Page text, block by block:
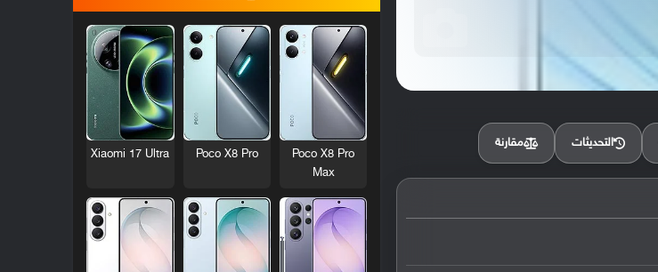
التحديثات مقارنة
Poco X8 Pro
Max
Poco X8 Pro
Xiaomi 17 Ultra